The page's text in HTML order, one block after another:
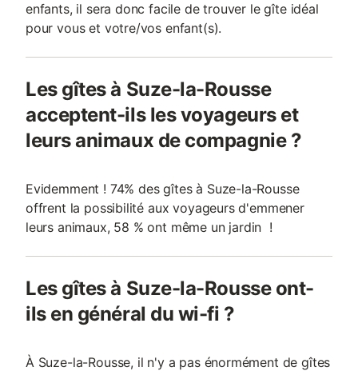
enfants, il sera donc facile de trouver le gîte idéal
pour vous et votre/vos enfant(s).
Les gîtes à Suze-la-Rousse
acceptent-ils les voyageurs et
leurs animaux de compagnie ?
Evidemment ! 74% des gîtes à Suze-la-Rousse
offrent la possibilité aux voyageurs d'emmener
leurs animaux, 58 % ont même un jardin !
Les gîtes à Suze-la-Rousse ont-
ils en général du wi-fi ?
À Suze-la-Rousse, il n'y a pas énormément de gîtes